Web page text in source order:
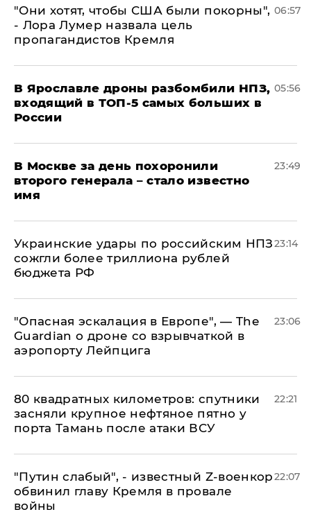
"Они хотят, чтобы США были покорны",
- Лора Лумер назвала цель
пропагандистов Кремля
06:57
В Ярославле дроны разбомбили НПЗ,
входящий в ТОП-5 самых больших в
России
05:56
В Москве за день похоронили
второго генерала – стало известно
имя
23:49
Украинские удары по российским НПЗ
сожгли более триллиона рублей
бюджета РФ
23:14
"Опасная эскалация в Европе", — The
Guardian о дроне со взрывчаткой в
аэропорту Лейпцига
23:06
80 квадратных километров: спутники
засняли крупное нефтяное пятно у
порта Тамань после атаки ВСУ
22:21
​"Путин слабый", - известный Z-военкор
обвинил главу Кремля в провале
войны
22:07